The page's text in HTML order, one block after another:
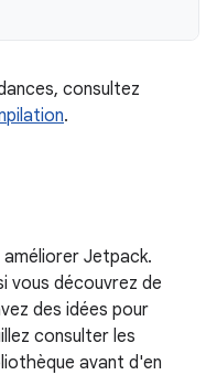
consultez
.
Jetpack.
vous découvrez de
des idées pour
consulter les
avant d'en